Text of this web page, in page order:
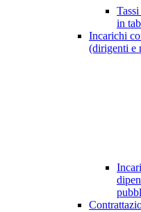
in
Incarichi
(dirigenti e